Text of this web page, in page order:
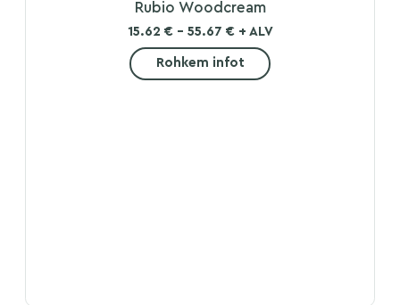
Rubio Woodcream
15.62 € - 55.67 € + ALV
Rohkem infot